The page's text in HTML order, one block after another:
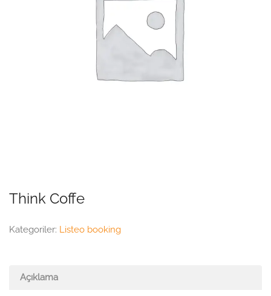
Think Coffe
Kategoriler: Listeo booking
Açıklama